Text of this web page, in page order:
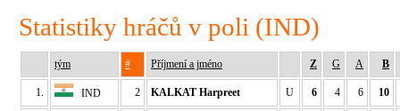
Statistiky hráčů v poli (IND)
tým # Příjmení a jméno Z G A B
1. IND 2 KALKAT Harpreet U 6 4 6 10